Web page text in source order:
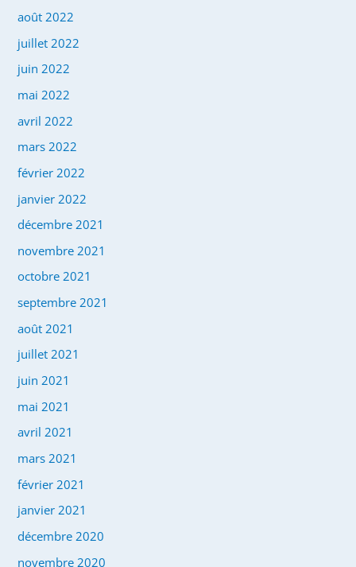
août 2022
juillet 2022
juin 2022
mai 2022
avril 2022
mars 2022
février 2022
janvier 2022
décembre 2021
novembre 2021
octobre 2021
septembre 2021
août 2021
juillet 2021
juin 2021
mai 2021
avril 2021
mars 2021
février 2021
janvier 2021
décembre 2020
novembre 2020